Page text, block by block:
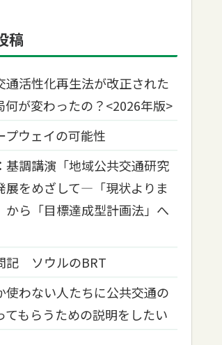
稿
通活性化再生法が改正された
何が変わったの？<2026年版>
プウェイの可能性
基調講演「地域公共交通研究
展をめざして―「現状よりま
から「目標達成型計画法」へ
記 ソウルのBRT
使わない人たちに公共交通の
てもらうための説明をしたい